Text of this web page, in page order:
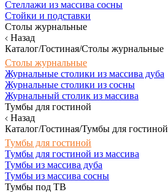
Стеллажи из массива сосны
Стойки и подставки
Столы журнальные
Назад
Каталог/Гостиная/Столы журнальные
Столы журнальные
Журнальные столики из массива дуба
Журнальные столики из сосны
Журнальный столик из массива
Тумбы для гостиной
Назад
Каталог/Гостиная/Тумбы для гостиной
Тумбы для гостиной
Тумбы для гостиной из массива
Тумбы из массива дуба
Тумбы из массива сосны
Тумбы под ТВ